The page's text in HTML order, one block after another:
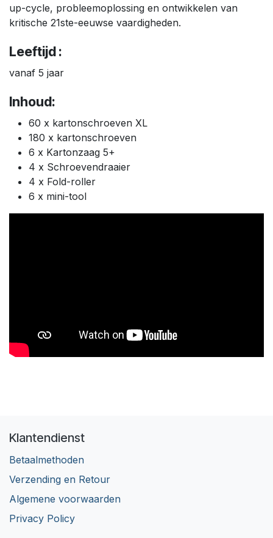
up-cycle, probleemoplossing en ontwikkelen van
kritische 21ste-eeuwse vaardigheden.
Leeftijd :
vanaf 5 jaar
Inhoud:
60 x kartonschroeven XL
180 x kartonschroeven
6 x Kartonzaag 5+
4 x Schroevendraaier
4 x Fold-roller
6 x mini-tool
Klantendienst
Betaalmethoden
Verzending en Retour
Algemene voorwaarden
Privacy Policy